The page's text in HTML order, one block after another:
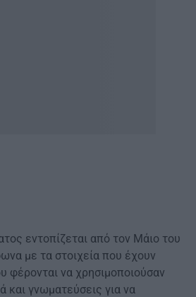
εντοπίζεται από τον Μάιο του
με τα στοιχεία που έχουν
φέρονται να χρησιμοποιούσαν
και γνωματεύσεις για να